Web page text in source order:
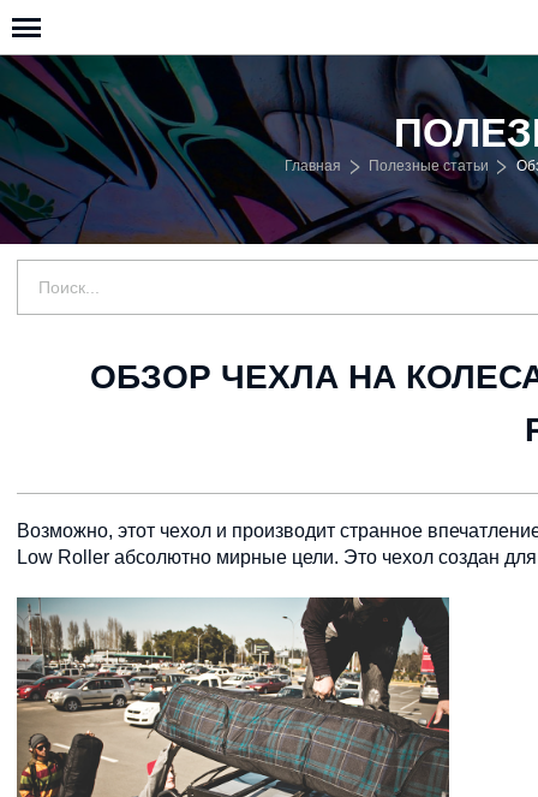
Главная Полезные статьи
ОБЗОР ЧЕХЛА НА
Возможно, этот чехол и производит странное
Low Roller абсолютно мирные цели. Это чехол создан